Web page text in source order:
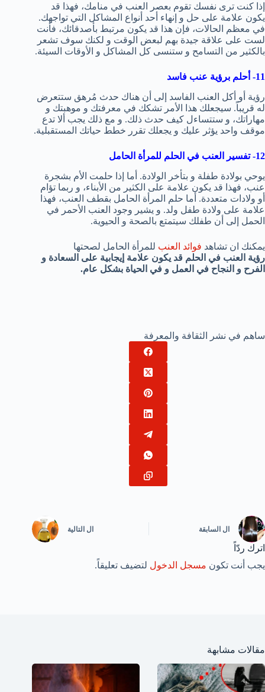
إذا كنت ترى نفسك تقوم بعصر العنب في منامك، فهذا قد
يكون علامة على حل و إنهاء أحد أنواع المشاكل التي تواجهك.
في معظم الحالات، فإن هذا قد يكون مرتبط بأصدقائك، فأنت
لست على علاقة جيدة بهم لبعض الوقت و لكنك سوف تشعر
بالكثير من التسامح و ستنسى كل المشاكل و الأوقات السيئة.
11- أحلم برؤية عنب فاسد
رؤية أو أكل العنب الفاسد إلى أن هناك حدث مُرهق ستتعرض
له قريباً. سيجعلك هذا الأمر تشكك في معرفتك و موهبتك و
مهاراتك، و ستتساءل كيف حدث ذلك. و مع ذلك يجب ألا تدع
موقف واحد يؤثر عليك و يجعلك تقرر خطط حياتك المستقبلية.
12- تفسير العنب في الحلم للمرأة الحامل
يوحي بولادة طفلة و بتأخر الولادة. أما إذا حلمت الأم بشجرة
عنب، فهذا قد يكون علامة على الكثير من الأبناء، و ربما تؤام
أو ولادات متعددة. أما حلم المرأة الحامل بقطف العنب، فهذا
علامة على ولادة طفل ولد. و يشير وجود العنب الأحمر في
الحمل إلى أن طفلك سيتمتع بالصحة و الحيوية.
يمكنك ان تشاهد فوائد العنب للمرأة الحامل لصحتها
رؤية العنب في الحلم قد يكون علامة إيجابية على السعادة و
الفرح و النجاح في العمل و في الحياة بشكل عام.
ساهم في نشر الثقافة والمعرفة
ال السابقة ال التالية
اترك ردّاً
يجب أنت تكون مسجل الدخول لتضيف تعليقاً.
مقالات مشابهة